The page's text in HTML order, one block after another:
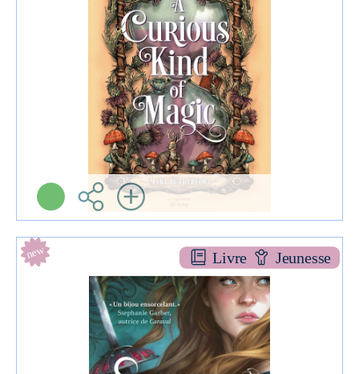
La martinière fictions (
Paris - 2025 )
Informations:
Plus d'infos
Livre Jeunesse
new
Sorcery of thorns [1]
ROMAN YA
Margaret ROGERSON
Castelmore ( Paris -
2020 )